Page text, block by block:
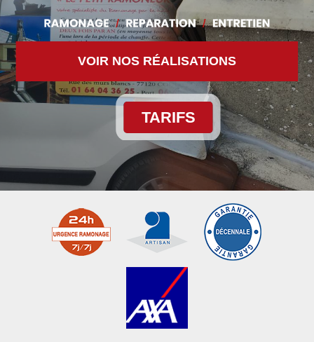
VOIR NOS RÉALISATIONS
TARIFS